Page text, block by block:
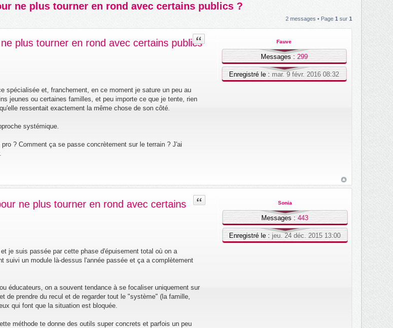
ne plus tourner en rond avec certains publics ?
2 messages • Page 1 sur 1
Fauve
Messages : 299
Enregistré le : mar. 9 févr. 2016 08:32
plus tourner en rond avec certains publicsCitation
spécialisée et, franchement, en ce moment je sature un peu au
jeunes ou certaines familles, et peu importe ce que je tente, rien
ressentait exactement la même chose de son côté.
systémique.
? Comment ça se passe concrètement sur le terrain ? J'ai
Sonia
Messages : 443
Enregistré le : jeu. 24 déc. 2015 13:00
ne plus tourner en rond avec certains Citation
je suis passée par cette phase d'épuisement total où on a
suivi un module là-dessus l'année passée et ça a complètement
éducateurs, on a souvent tendance à se focaliser uniquement sur
de prendre du recul et de regarder tout le "système" (la famille,
qui font que la situation est bloquée.
méthode te donne des outils super concrets et parfois un peu